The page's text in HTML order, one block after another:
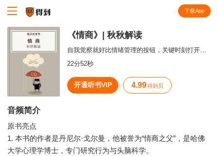
下载App
《情商》| 秋秋解读
自我觉察就好比情绪管理的按钮，关键时刻打开这个按钮，才能主宰情绪。
22分52秒
开通听书VIP 4.99 得到贝
音频简介
原书亮点
1. 本书的作者是丹尼尔·戈尔曼，他被誉为“情商之父”，是哈佛
大学心理学博士，专门研究行为与头脑科学。